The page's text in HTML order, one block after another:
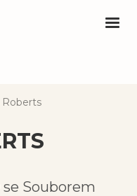
Roberts
Souborem